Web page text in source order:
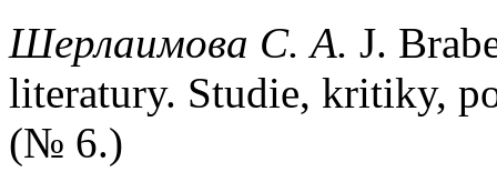
Шерлаимова С.А. J.
literatury. Studie, kritiky,
(№ 6.)